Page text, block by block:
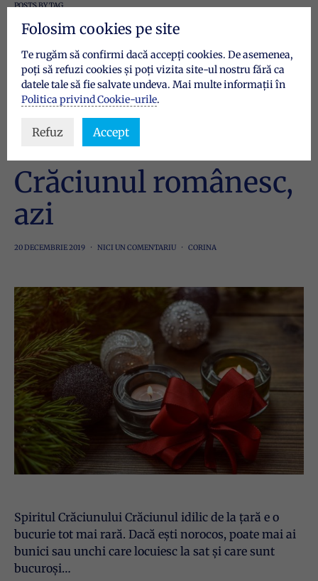
POSTS BY TAG
spiritul Craciunului
1 POST
Crăciunul românesc,
azi
20 DECEMBRIE 2019 NICI UN COMENTARIU CORINA
Spiritul Crăciunului Crăciunul idilic de la țară e o
bucurie tot mai rară. Dacă ești norocos, poate mai ai
bunici sau unchi care locuiesc la sat și care sunt
bucuroși…
Folosim cookies pe site
Te rugăm să confirmi dacă accepți cookies. De asemenea,
poți să refuzi cookies și poți vizita site-ul nostru fără ca
datele tale să fie salvate undeva. Mai multe informații în
Politica privind Cookie-urile.
Refuz Accept